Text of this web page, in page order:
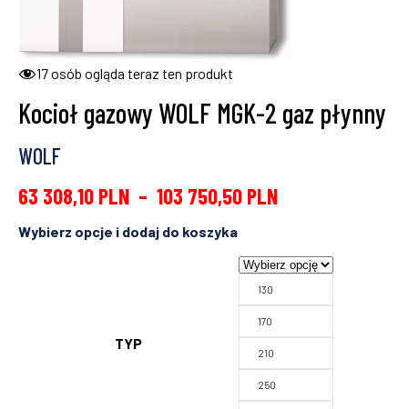
17osób ogląda teraz ten produkt
Kocioł gazowy WOLF MGK-2 gaz płynny
WOLF
63 308,10 PLN – 103 750,50 PLN
TYP
130
170
210
250